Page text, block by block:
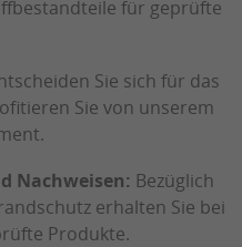
für geprüfte
Sie sich für das
Sie von unserem
Nachweisen: Bezüglich
erhalten Sie bei
Produkte.